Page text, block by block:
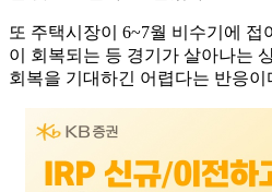
또 주택시장이 6~7월 비수기에
이 회복되는 등 경기가 살아나는
회복을 기대하긴 어렵다는 반응이